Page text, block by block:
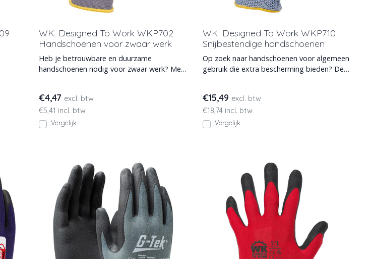
WK. Designed To Work WKP702
Handschoenen voor zwaar werk
Heb je betrouwbare en duurzame
handschoenen nodig voor zwaar werk? Met
€4,47 excl. btw
€5,41 incl. btw
Vergelijk
WK. Designed To Work WKP710
Snijbestendige handschoenen
Op zoek naar handschoenen voor algemeen
gebruik die extra bescherming bieden? De
€15,49 excl. btw
€18,74 incl. btw
Vergelijk